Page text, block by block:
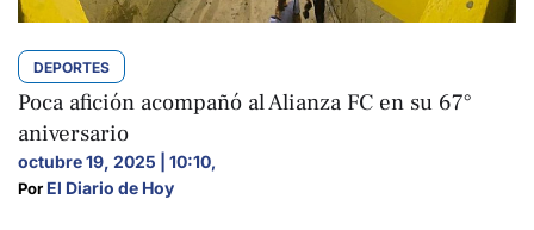
DEPORTES
Poca afición acompañó al Alianza FC en su 67°
aniversario
octubre 19, 2025 | 10:10,
Por El Diario de Hoy